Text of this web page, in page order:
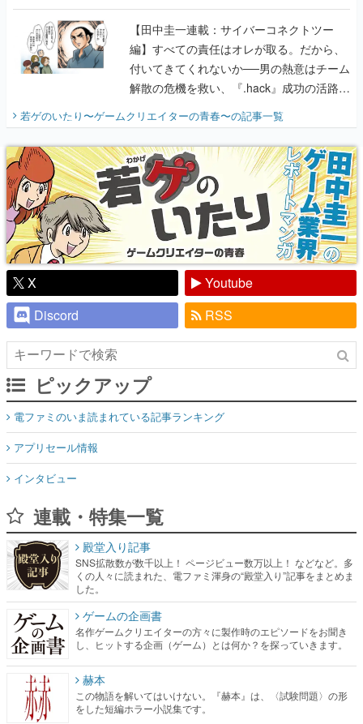
に行って、より理解を深めよう【PR】
【田中圭一連載：サイバーコネクトツー
編】すべての責任はオレが取る。だから、
付いてきてくれないか──男の熱意はチーム
解散の危機を救い、『.hack』成功の活路を
開く。業界の快男児・松山 洋に流れる血は
『少年ジャンプ』色だった【若ゲのいた
り】
若ゲのいたり〜ゲームクリエイターの青春〜の記事一覧
X
Youtube
Discord
RSS
ピックアップ
電ファミのいま読まれている記事ランキング
アプリセール情報
インタビュー
連載・特集一覧
殿堂入り記事
SNS拡散数が数千以上！ ページビュー数万以上！ などなど。多
くの人々に読まれた、電ファミ渾身の“殿堂入り”記事をまとめま
した。
ゲームの企画書
名作ゲームクリエイターの方々に製作時のエピソードをお聞き
し、ヒットする企画（ゲーム）とは何か？を探っていきます。
赫本
この物語を解いてはいけない。『赫本』は、〈試験問題〉の形
をした短編ホラー小説集です。